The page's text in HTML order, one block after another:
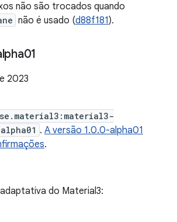
não são trocados quando
não é usado (d88f181).
2023
. A versão 1.0.0-alpha01
.
do Material3: